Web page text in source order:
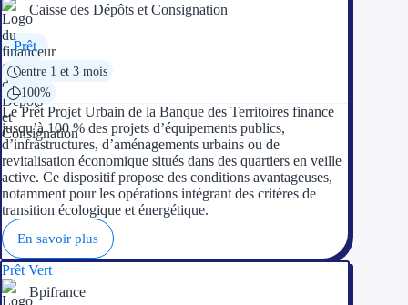
Caisse des Dépôts et Consignation
Prêt
entre 1 et 3 mois
100%
Le Prêt Projet Urbain de la Banque des Territoires finance
jusqu’à 100 % des projets d’équipements publics,
d’infrastructures, d’aménagements urbains ou de
revitalisation économique situés dans des quartiers en veille
active. Ce dispositif propose des conditions avantageuses,
notamment pour les opérations intégrant des critères de
transition écologique et énergétique.
En savoir plus
Prêt Vert
Bpifrance